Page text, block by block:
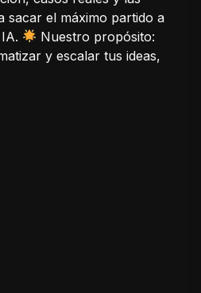
sacar el máximo partido a
Nuestro propósito:
y escalar tus ideas,